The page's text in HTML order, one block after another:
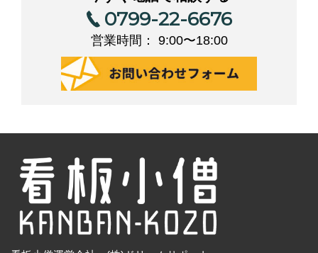
0799-22-6676
営業時間： 9:00〜18:00